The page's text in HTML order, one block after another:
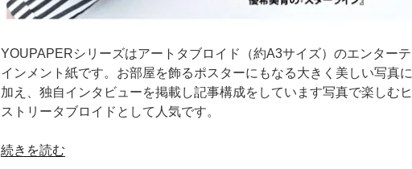
YOUPAPERシリーズはアートタブロイド（約A3サイズ）のエンターテ
インメント紙です。お部屋を飾るポスターにもなる大きく美しい写真に
加え、独自インタビューを掲載し記事構成をしています写真で楽しむヒ
ストリータブロイドとして人気です。
“YOUPAPER（vol.18）”
続きを読む